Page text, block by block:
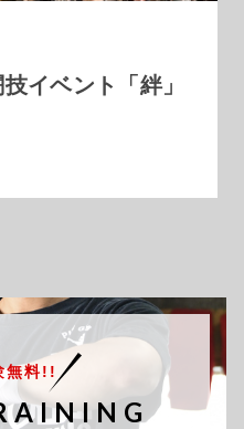
イベント「絆」
無料!!